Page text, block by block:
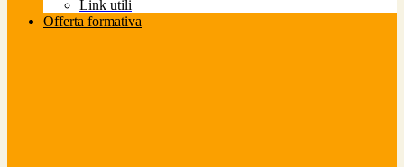
Link utili
Offerta formativa